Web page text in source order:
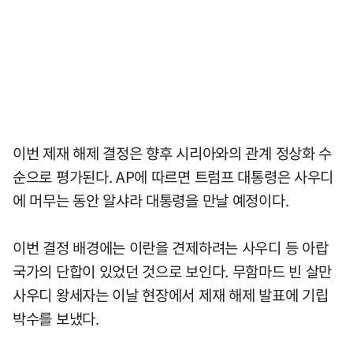
이번 제재 해제 결정은 향후 시리아와의 관계 정상화 수
순으로 평가된다. AP에 따르면 트럼프 대통령은 사우디
에 머무는 동안 알샤라 대통령을 만날 예정이다.
이번 결정 배경에는 이란을 견제하려는 사우디 등 아랍
국가의 단합이 있었던 것으로 보인다. 무함마드 빈 살만
사우디 왕세자는 이날 현장에서 제재 해제 발표에 기립
박수를 보냈다.